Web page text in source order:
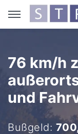
76 km/h
und
Bußgeld: